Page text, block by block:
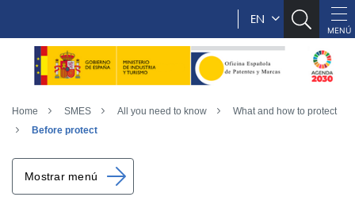
EN
Home SMES All you need to know
What and how to protect
Before protect
Mostrar menú